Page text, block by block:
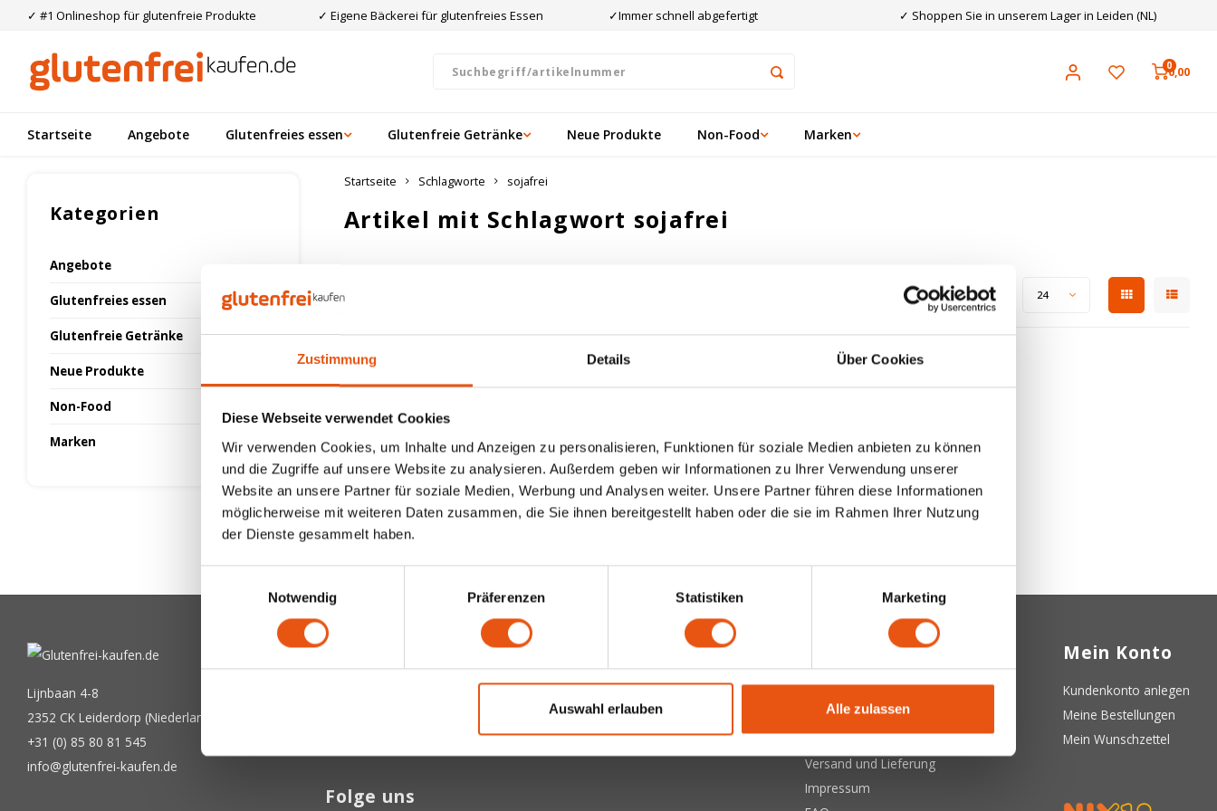
Zustimmung Details Über Cookies
Diese Webseite verwendet Cookies
Wir verwenden Cookies, um Inhalte und Anzeigen zu personalisieren, Funktionen für soziale Medien anbieten zu können
und die Zugriffe auf unsere Website zu analysieren. Außerdem geben wir Informationen zu Ihrer Verwendung unserer
Website an unsere Partner für soziale Medien, Werbung und Analysen weiter. Unsere Partner führen diese Informationen
möglicherweise mit weiteren Daten zusammen, die Sie ihnen bereitgestellt haben oder die sie im Rahmen Ihrer Nutzung
der Dienste gesammelt haben.
Notwendig
Präferenzen Statistiken Marketing
Auswahl erlauben Alle zulassen
✓ #1 Onlineshop für glutenfreie Produkte ✓ Eigene Bäckerei für glutenfreies Essen ✓Immer schnell abgefertigt ✓ Shoppen Sie in unserem Lager in Leiden (NL)
00,00
Startseite Angebote Glutenfreies essen Glutenfreie Getränke Neue Produkte Non-Food Marken
Kategorien
Angebote
Glutenfreies essen
Glutenfreie Getränke
Neue Produkte
Non-Food
Marken
Startseite Schlagworte sojafrei
Artikel mit Schlagwort sojafrei
Zeige 1 - 0 von 0 Anzeigen: 24
Lijnbaan 4-8
2352 CK Leiderdorp (Niederlande)
+31 (0) 85 80 81 545
info@glutenfrei-kaufen.de
Bekommen Sie letzten Updates, Neuigkeiten und Promotionen per E-Mail
Abonnieren
Folge uns
Kundendienst
Über uns
Allgemeine Geschäftsbedingungen
Datenschutzerklärung
Versand und Lieferung
Impressum
Mein Konto
Kundenkonto anlegen
Meine Bestellungen
Mein Wunschzettel